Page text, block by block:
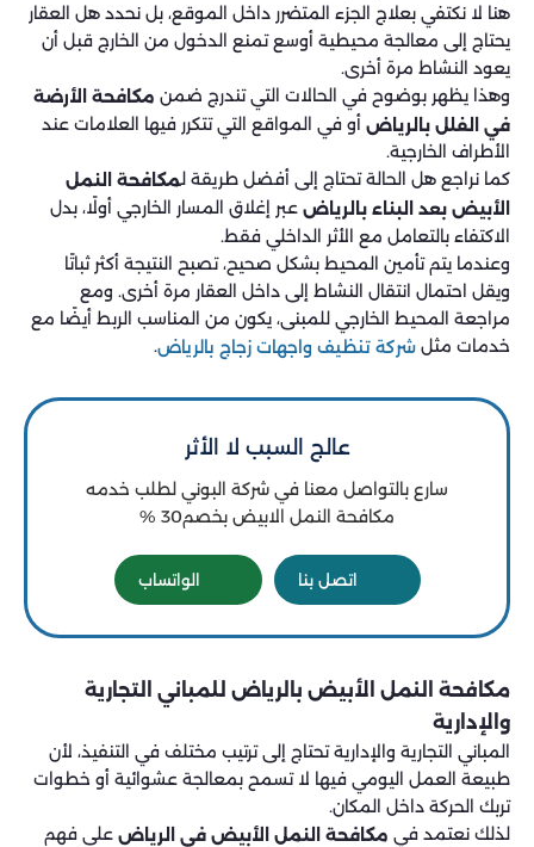
هنا لا نكتفي بعلاج الجزء المتضرر داخل الموقع، بل نحدد هل العقار
يحتاج إلى معالجة محيطية أوسع تمنع الدخول من الخارج قبل أن
يعود النشاط مرة أخرى.
وهذا يظهر بوضوح في الحالات التي تندرج ضمنمكافحة الأرضة
في الفلل بالرياضأو في المواقع التي تتكرر فيها العلامات عند
الأطراف الخارجية.
كما نراجع هل الحالة تحتاج إلى أفضل طريقة لمكافحة النمل
الأبيض بعد البناء بالرياضعبر إغلاق المسار الخارجي أولًا، بدل
الاكتفاء بالتعامل مع الأثر الداخلي فقط.
وعندما يتم تأمين المحيط بشكل صحيح، تصبح النتيجة أكثر ثباتًا
ويقل احتمال انتقال النشاط إلى داخل العقار مرة أخرى. ومع
مراجعة المحيط الخارجي للمبنى، يكون من المناسب الربط أيضًا مع
خدمات مثل شركة تنظيف واجهات زجاج بالرياض.
عالج السبب لا الأثر
سارع بالتواصل معنا في شركة البوني لطلب خدمه
مكافحة النمل الابيض بخصم30 %
اتصل بنا الواتساب
مكافحة النمل الأبيض بالرياض للمباني التجارية
والإدارية
المباني التجارية والإدارية تحتاج إلى ترتيب مختلف في التنفيذ، لأن
طبيعة العمل اليومي فيها لا تسمح بمعالجة عشوائية أو خطوات
تربك الحركة داخل المكان.
لذلك نعتمد في مكافحة النمل الأبيض في الرياضعلى فهم